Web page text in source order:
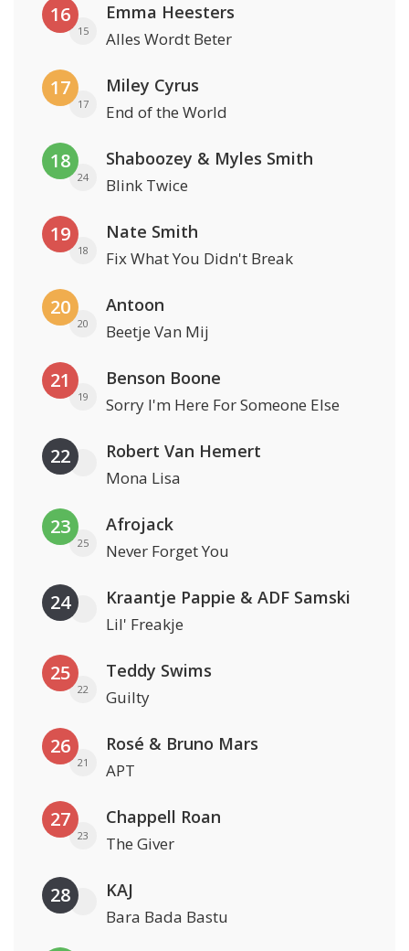
16
15
Emma Heesters
Alles Wordt Beter
17
17
Miley Cyrus
End of the World
18
24
Shaboozey & Myles Smith
Blink Twice
19
18
Nate Smith
Fix What You Didn't Break
20
20
Antoon
Beetje Van Mij
21
19
Benson Boone
Sorry I'm Here For Someone Else
22 Robert Van Hemert
Mona Lisa
23
25
Afrojack
Never Forget You
24 Kraantje Pappie & ADF Samski
Lil' Freakje
25
22
Teddy Swims
Guilty
26
21
Rosé & Bruno Mars
APT
27
23
Chappell Roan
The Giver
28 KAJ
Bara Bada Bastu